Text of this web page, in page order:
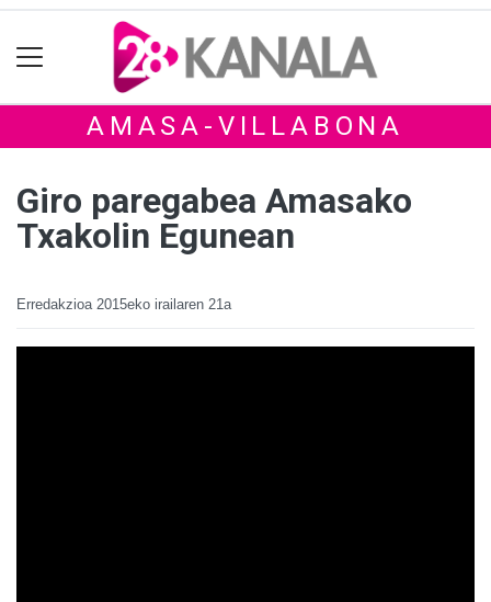
AMASA-VILLABONA
Giro paregabea Amasako
Txakolin Egunean
Erredakzioa 2015eko irailaren 21a